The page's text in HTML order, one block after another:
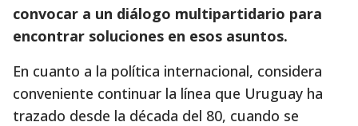
convocar a un diálogo multipartidario para
encontrar soluciones en esos asuntos.
En cuanto a la política internacional, considera
conveniente continuar la línea que Uruguay ha
trazado desde la década del 80, cuando se